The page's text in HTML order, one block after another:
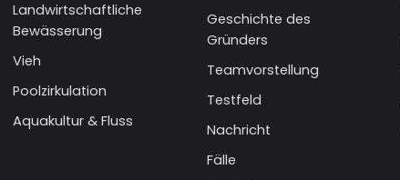
Landwirtschaftliche
Bewässerung
Vieh
Poolzirkulation
Aquakultur & Fluss
Geschichte des
Gründers
Teamvorstellung
Testfeld
Nachricht
Fälle